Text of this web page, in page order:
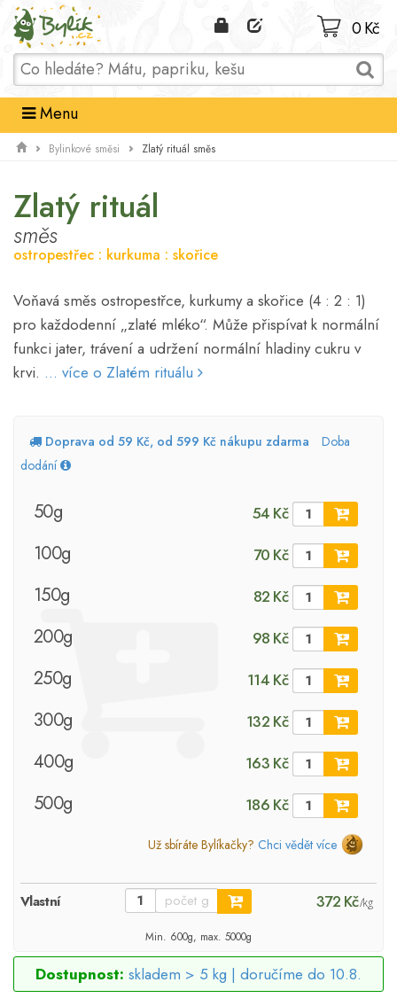
Domů
0 Kč
Menu
Bylinkové směsi Zlatý rituál směs
Zlatý rituál
směs
ostropestřec : kurkuma : skořice
Voňavá směs ostropestřce, kurkumy a skořice (4 : 2 : 1)
pro každodenní „zlaté mléko“. Může přispívat k normální
funkci jater, trávení a udržení normální hladiny cukru v
krvi. ... více o Zlatém rituálu
Doprava od 59 Kč, od 599 Kč nákupu zdarma
Doba
dodání
50g 54 Kč
100g 70 Kč
150g 82 Kč
200g 98 Kč
250g 114 Kč
300g 132 Kč
400g 163 Kč
500g 186 Kč
Už sbíráte Bylíkačky? Chci vědět více
Vlastní 372 Kč/kg
Min. 600g, max. 5000g
Dostupnost: skladem > 5 kg | doručíme do 10.8.